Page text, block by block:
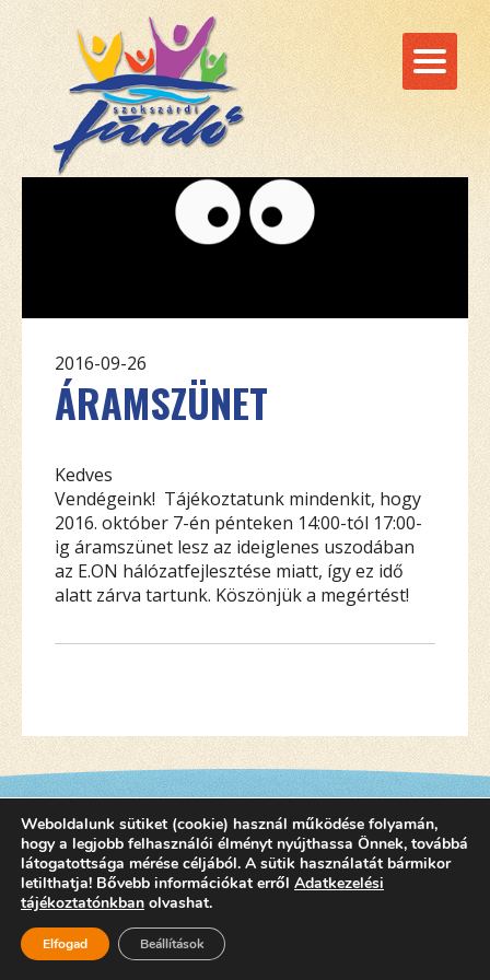
2016-09-26
ÁRAMSZÜNET
Kedves
Vendégeink! Tájékoztatunk mindenkit, hogy
2016. október 7-én pénteken 14:00-tól 17:00-
ig áramszünet lesz az ideiglenes uszodában
az E.ON hálózatfejlesztése miatt, így ez idő
alatt zárva tartunk. Köszönjük a megértést!
©2015 SZEKSZARDIFURDO.HU
Weboldalunk sütiket (cookie) használ működése folyamán,
hogy a legjobb felhasználói élményt nyújthassa Önnek, továbbá
látogatottsága mérése céljából. A sütik használatát bármikor
letilthatja! Bővebb információkat erről Adatkezelési
tájékoztatónkban olvashat.
Elfogad Beállítások